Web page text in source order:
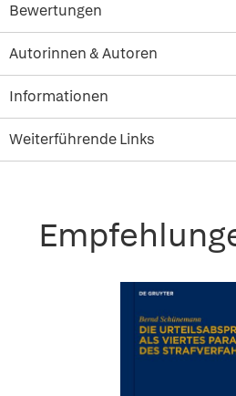
Bewertungen
Autorinnen & Autoren
Informationen
Weiterführende Links